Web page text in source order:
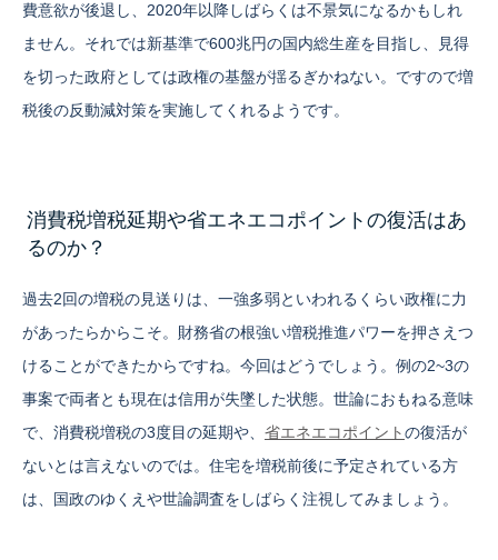
費意欲が後退し、2020年以降しばらくは不景気になるかもしれ
ません。それでは新基準で600兆円の国内総生産を目指し、見得
を切った政府としては政権の基盤が揺るぎかねない。ですので増
税後の反動減対策を実施してくれるようです。
消費税増税延期や省エネエコポイントの復活はあ
るのか？
過去2回の増税の見送りは、一強多弱といわれるくらい政権に力
があったらからこそ。財務省の根強い増税推進パワーを押さえつ
けることができたからですね。今回はどうでしょう。例の2~3の
事案で両者とも現在は信用が失墜した状態。世論におもねる意味
で、消費税増税の3度目の延期や、 省エネエコポイントの復活が
ないとは言えないのでは。住宅を増税前後に予定されている方
は、国政のゆくえや世論調査をしばらく注視してみましょう。